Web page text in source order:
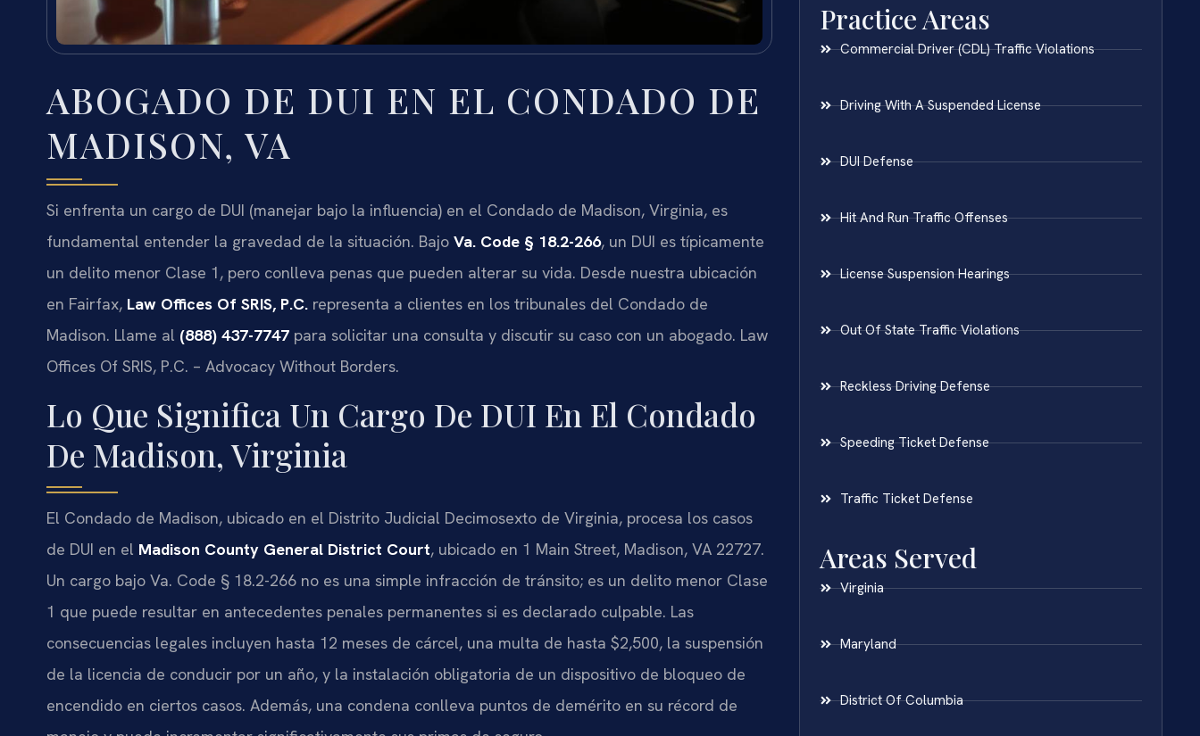
ABOGADO DE DUI EN EL CONDADO DE
MADISON, VA
Si enfrenta un cargo de DUI (manejar bajo la influencia) en el Condado de Madison, Virginia, es
fundamental entender la gravedad de la situación. Bajo Va. Code § 18.2-266, un DUI es típicamente
un delito menor Clase 1, pero conlleva penas que pueden alterar su vida. Desde nuestra ubicación
en Fairfax, Law Offices Of SRIS, P.C. representa a clientes en los tribunales del Condado de
Madison. Llame al (888) 437-7747 para solicitar una consulta y discutir su caso con un abogado. Law
Offices Of SRIS, P.C. – Advocacy Without Borders.
Lo Que Significa Un Cargo De DUI En El Condado
De Madison, Virginia
El Condado de Madison, ubicado en el Distrito Judicial Decimosexto de Virginia, procesa los casos
de DUI en el Madison County General District Court, ubicado en 1 Main Street, Madison, VA 22727.
Un cargo bajo Va. Code § 18.2-266 no es una simple infracción de tránsito; es un delito menor Clase
1 que puede resultar en antecedentes penales permanentes si es declarado culpable. Las
consecuencias legales incluyen hasta 12 meses de cárcel, una multa de hasta $2,500, la suspensión
de la licencia de conducir por un año, y la instalación obligatoria de un dispositivo de bloqueo de
encendido en ciertos casos. Además, una condena conlleva puntos de demérito en su récord de
Practice Areas
Commercial Driver (CDL) Traffic Violations
Driving With A Suspended License
DUI Defense
Hit And Run Traffic Offenses
License Suspension Hearings
Out Of State Traffic Violations
Reckless Driving Defense
Speeding Ticket Defense
Traffic Ticket Defense
Areas Served
Virginia
Maryland
District Of Columbia